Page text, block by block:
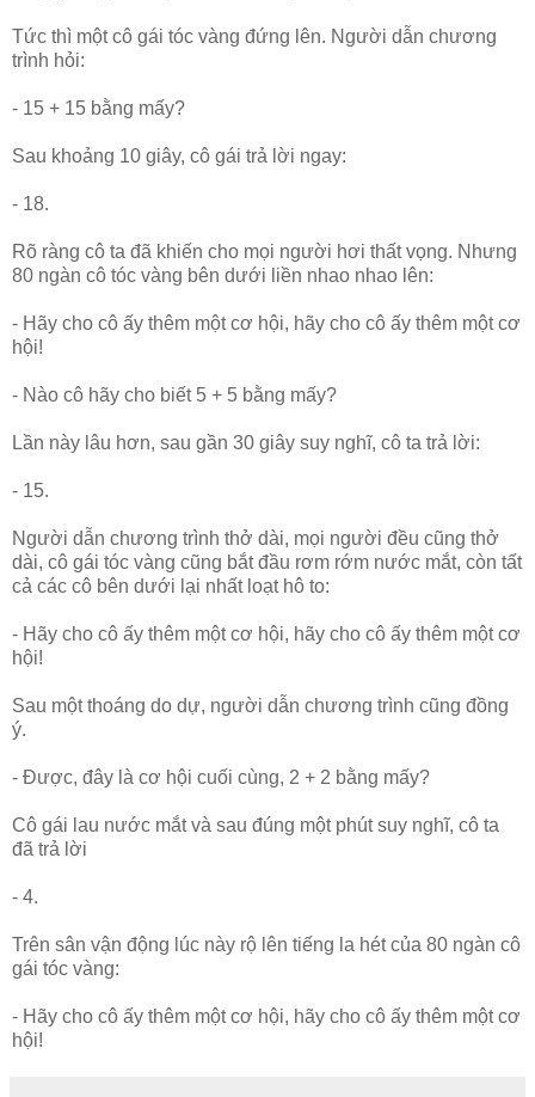
Tức thì một cô gái tóc vàng đứng lên. Người dẫn chương
trình hỏi:
- 15 + 15 bằng mấy?
Sau khoảng 10 giây, cô gái trả lời ngay:
- 18.
Rõ ràng cô ta đã khiến cho mọi người hơi thất vọng. Nhưng
80 ngàn cô tóc vàng bên dưới liền nhao nhao lên:
- Hãy cho cô ấy thêm một cơ hội, hãy cho cô ấy thêm một cơ
hội!
- Nào cô hãy cho biết 5 + 5 bằng mấy?
Lần này lâu hơn, sau gần 30 giây suy nghĩ, cô ta trả lời:
- 15.
Người dẫn chương trình thở dài, mọi người đều cũng thở
dài, cô gái tóc vàng cũng bắt đầu rơm rớm nước mắt, còn tất
cả các cô bên dưới lại nhất loạt hô to:
- Hãy cho cô ấy thêm một cơ hội, hãy cho cô ấy thêm một cơ
hội!
Sau một thoáng do dự, người dẫn chương trình cũng đồng
ý.
- Được, đây là cơ hội cuối cùng, 2 + 2 bằng mấy?
Cô gái lau nước mắt và sau đúng một phút suy nghĩ, cô ta
đã trả lời
- 4.
Trên sân vận động lúc này rộ lên tiếng la hét của 80 ngàn cô
gái tóc vàng:
- Hãy cho cô ấy thêm một cơ hội, hãy cho cô ấy thêm một cơ
hội!